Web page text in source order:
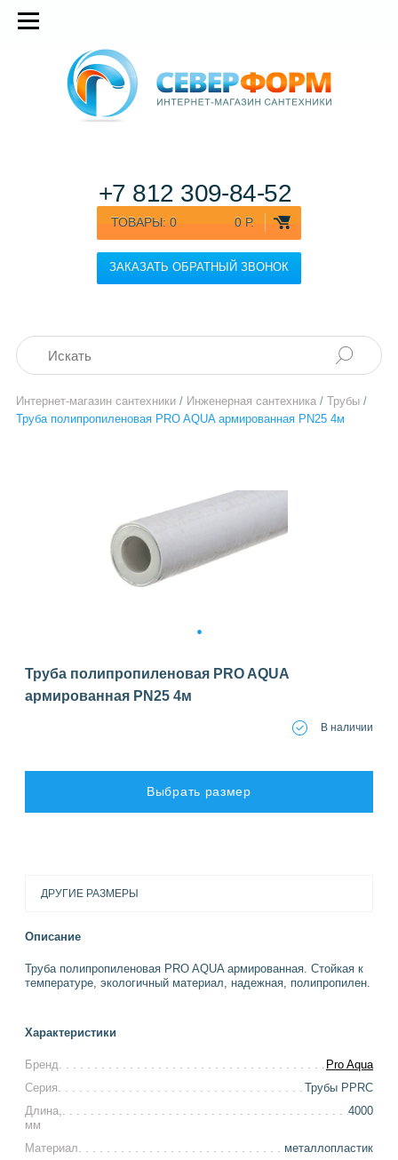
ТОВАРЫ: 0 0 Р.
ЗАКАЗАТЬ ОБРАТНЫЙ ЗВОНОК
+7 812 309-84-52
Интернет-магазин сантехники / Инженерная сантехника / Трубы /
Труба полипропиленовая PRO AQUA армированная PN25 4м
1
Труба полипропиленовая PRO AQUA
армированная PN25 4м
В наличии
Выбрать размер
ДРУГИЕ РАЗМЕРЫ
Описание
Труба полипропиленовая PRO AQUA армированная. Стойкая к
температуре, экологичный материал, надежная, полипропилен.
Характеристики
Бренд
Pro Aqua
Серия
Трубы PPRC
Длина,
мм
4000
Материал
металлопластик